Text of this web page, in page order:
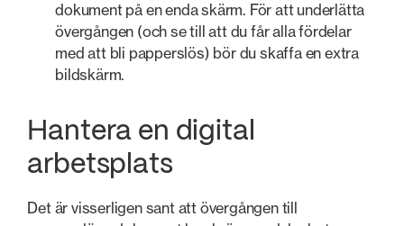
dokument på en enda skärm. För att underlätta
övergången (och se till att du får alla fördelar
med att bli papperslös) bör du skaffa en extra
bildskärm.
Hantera en digital
arbetsplats
Det är visserligen sant att övergången till